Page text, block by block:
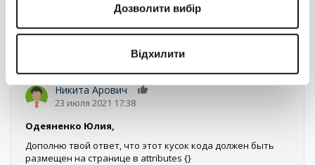
Дозволити вибір
Відхилити
}
Никита Арович
23 июля 2021 17:38
Одеяненко Юлия,
Дополню твой ответ, что этот кусок кода должен быть
размещен на странице в attributes {}